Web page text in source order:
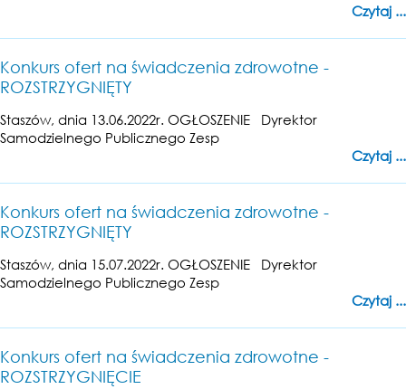
Czytaj ...
Konkurs ofert na świadczenia zdrowotne -
ROZSTRZYGNIĘTY
Staszów, dnia 13.06.2022r. OGŁOSZENIE Dyrektor
Samodzielnego Publicznego Zesp
Czytaj ...
Konkurs ofert na świadczenia zdrowotne -
ROZSTRZYGNIĘTY
Staszów, dnia 15.07.2022r. OGŁOSZENIE Dyrektor
Samodzielnego Publicznego Zesp
Czytaj ...
Konkurs ofert na świadczenia zdrowotne -
ROZSTRZYGNIĘCIE